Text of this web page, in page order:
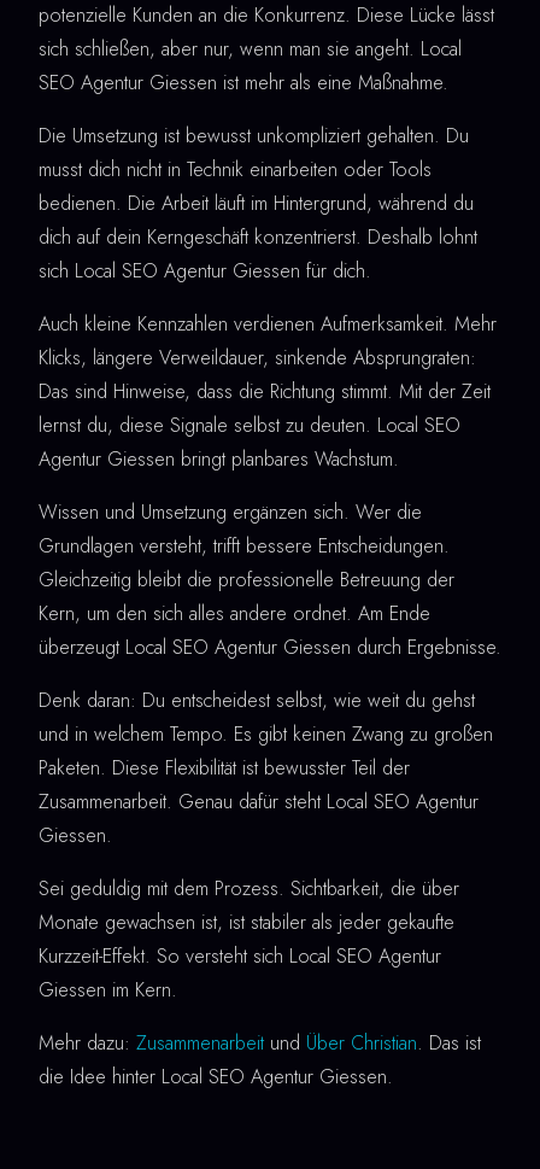
potenzielle Kunden an die Konkurrenz. Diese Lücke lässt
sich schließen, aber nur, wenn man sie angeht. Local
SEO Agentur Giessen ist mehr als eine Maßnahme.
Die Umsetzung ist bewusst unkompliziert gehalten. Du
musst dich nicht in Technik einarbeiten oder Tools
bedienen. Die Arbeit läuft im Hintergrund, während du
dich auf dein Kerngeschäft konzentrierst. Deshalb lohnt
sich Local SEO Agentur Giessen für dich.
Auch kleine Kennzahlen verdienen Aufmerksamkeit. Mehr
Klicks, längere Verweildauer, sinkende Absprungraten:
Das sind Hinweise, dass die Richtung stimmt. Mit der Zeit
lernst du, diese Signale selbst zu deuten. Local SEO
Agentur Giessen bringt planbares Wachstum.
Wissen und Umsetzung ergänzen sich. Wer die
Grundlagen versteht, trifft bessere Entscheidungen.
Gleichzeitig bleibt die professionelle Betreuung der
Kern, um den sich alles andere ordnet. Am Ende
überzeugt Local SEO Agentur Giessen durch Ergebnisse.
Denk daran: Du entscheidest selbst, wie weit du gehst
und in welchem Tempo. Es gibt keinen Zwang zu großen
Paketen. Diese Flexibilität ist bewusster Teil der
Zusammenarbeit. Genau dafür steht Local SEO Agentur
Giessen.
Sei geduldig mit dem Prozess. Sichtbarkeit, die über
Monate gewachsen ist, ist stabiler als jeder gekaufte
Kurzzeit-Effekt. So versteht sich Local SEO Agentur
Giessen im Kern.
Mehr dazu: Zusammenarbeit und Über Christian. Das ist
die Idee hinter Local SEO Agentur Giessen.